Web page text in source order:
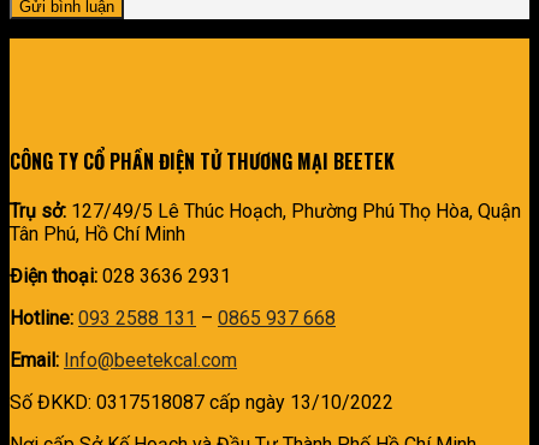
CÔNG TY CỔ PHẦN ĐIỆN TỬ THƯƠNG MẠI BEETEK
Trụ sở: 127/49/5 Lê Thúc Hoạch, Phường Phú Thọ Hòa, Quận
Tân Phú, Hồ Chí Minh
Điện thoại: 028 3636 2931
Hotline: 093 2588 131 – 0865 937 668
Email: Info@beetekcal.com
Số ĐKKD: 0317518087 cấp ngày 13/10/2022